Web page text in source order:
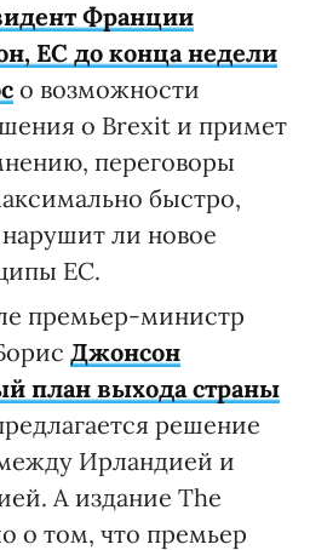
Франции
ЕС до конца недели
о возможности
о Brexit и примет
переговоры
быстро,
ли новое
ЕС.
премьер-министр
Джонсон
план выхода страны
решение
Ирландией и
А издание The
о том, что премьер